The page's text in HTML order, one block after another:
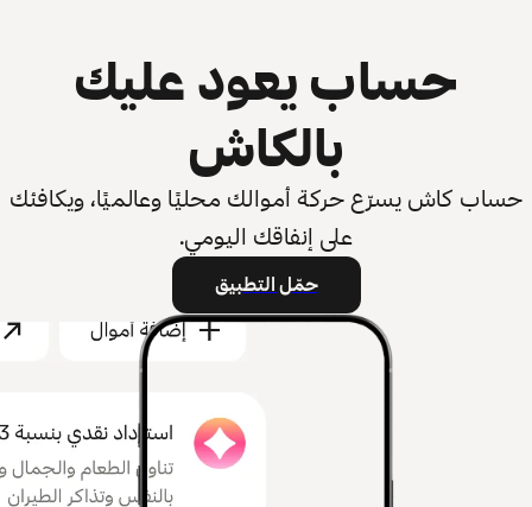
حساب يعود عليك
بالكاش
حساب كاش يسرّع حركة أموالك محليًا وعالميًا، ويكافئك
على إنفاقك اليومي.
حمّل التطبيق